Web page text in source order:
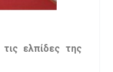
ελπίδες της